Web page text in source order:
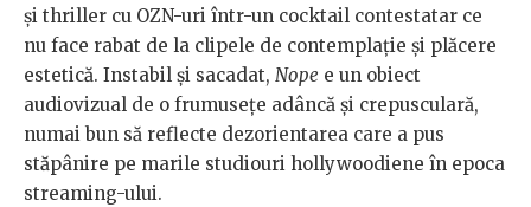
și thriller cu OZN-uri într-un cocktail contestatar ce
nu face rabat de la clipele de contemplație și plăcere
estetică. Instabil și sacadat, Nope e un obiect
audiovizual de o frumusețe adâncă și crepusculară,
numai bun să reflecte dezorientarea care a pus
stăpânire pe marile studiouri hollywoodiene în epoca
streaming-ului.